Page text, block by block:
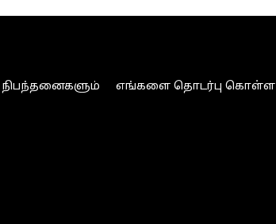
நிபந்தனைகளும் எங்களை தொடர்பு கொள்ள